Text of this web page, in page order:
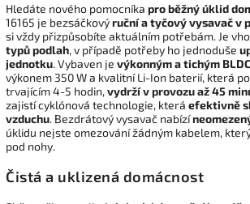
Hledáte nového pomocníka pro běžný úklid
16165 je bezsáčkovýruční a tyčový vysavač v
si vždy přizpůsobíte aktuálním potřebám. Je
typů podlah, v případě potřeby ho jednoduše
jednotku. Vybaven je výkonným a tichým
výkonem 350 W a kvalitní Li-Ion baterií, která
trvajícím 4-5 hodin,vydrží v provozu až 45
zajistí cyklónová technologie, která efektivně
vzduchu. Bezdrátový vysavač nabízí
úklidu nejste omezování žádným kabelem,
pod nohy.
Čistá a uklizená domácnost